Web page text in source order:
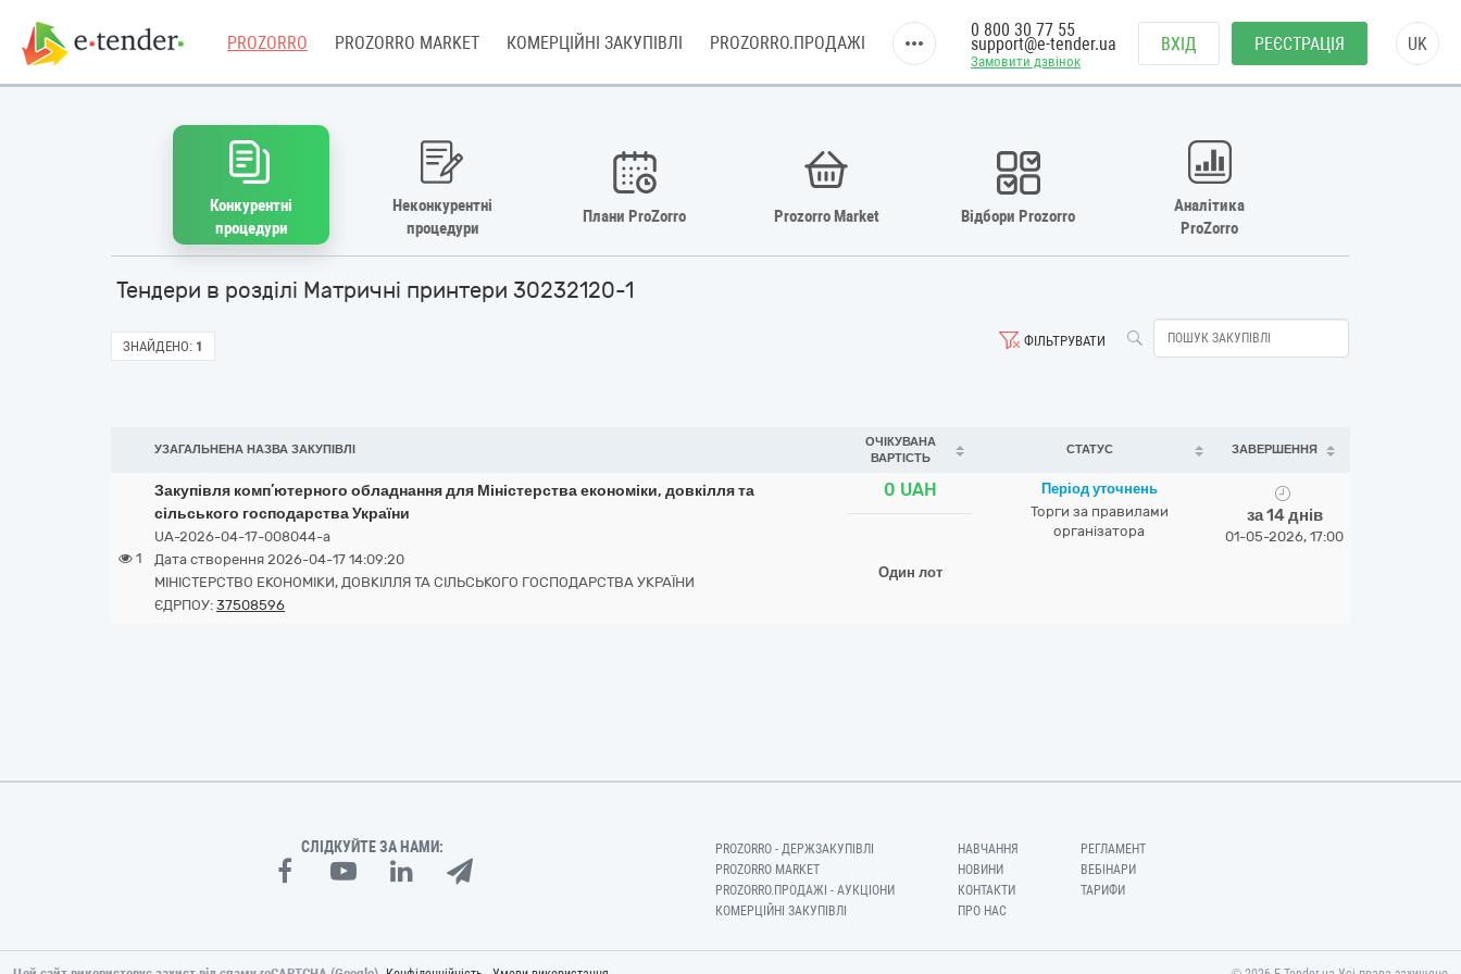
PROZORRO PROZORRO MARKET КОМЕРЦІЙНІ ЗАКУПІВЛІ PROZORRO.ПРОДАЖІ
Замовити дзвінок
0 800 30 77 55
support@e-tender.ua ВХІД РЕЄСТРАЦІЯ UK
Конкурентні
процедури
Неконкурентні
процедури
Плани ProZorro Prozorro Market Відбори Prozorro
Аналітика
ProZorro
Тендери в розділі Матричні принтери 30232120-1
ФІЛЬТРУВАТИ
ЗНАЙДЕНО: 1
УЗАГАЛЬНЕНА НАЗВА ЗАКУПІВЛІ
ОЧІКУВАНА
ВАРТІСТЬ
СТАТУС ЗАВЕРШЕННЯ
1
Закупівля комп’ютерного обладнання для Міністерства економіки, довкілля та
сільського господарства України
UA-2026-04-17-008044-a
Дата створення 2026-04-17 14:09:20
МІНІСТЕРСТВО ЕКОНОМІКИ, ДОВКІЛЛЯ ТА СІЛЬСЬКОГО ГОСПОДАРСТВА УКРАЇНИ
ЄДРПОУ: 37508596
0 UAH
Один лот
Період уточнень
Торги за правилами
організатора
за 14 днів
01-05-2026, 17:00
СЛІДКУЙТЕ ЗА НАМИ:
PROZORRO - ДЕРЖЗАКУПІВЛІ
PROZORRO MARKET
PROZORRO.ПРОДАЖІ - АУКЦІОНИ
КОМЕРЦІЙНІ ЗАКУПІВЛІ
НАВЧАННЯ
НОВИНИ
КОНТАКТИ
ПРО НАС
РЕГЛАМЕНТ
ВЕБІНАРИ
ТАРИФИ